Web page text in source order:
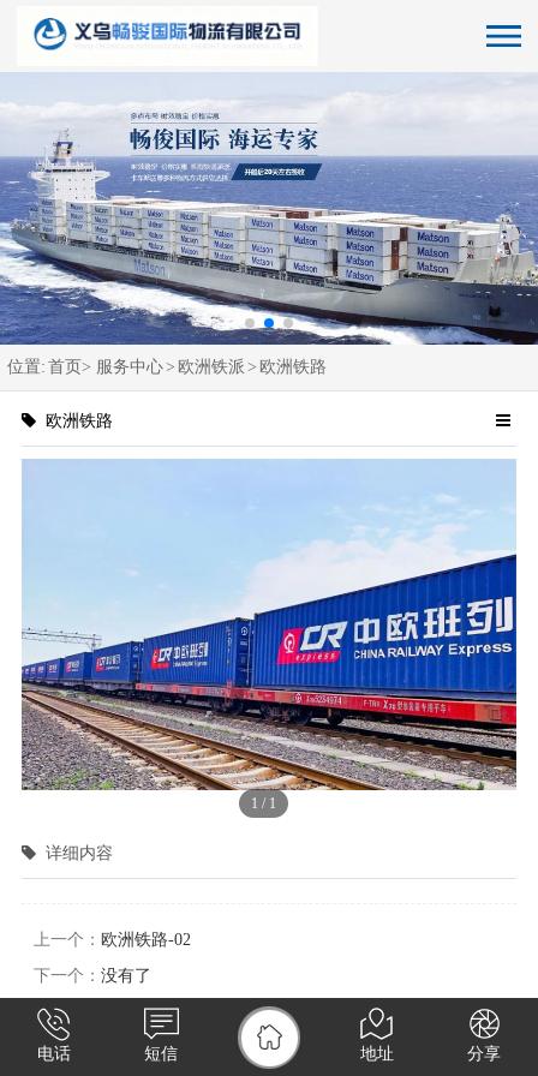
位置: 首页> 服务中心> 欧洲铁派 > 欧洲铁路
欧洲铁路
1 / 1
详细内容
上一个： 欧洲铁路-02
下一个： 没有了
电话 短信 地址 分享